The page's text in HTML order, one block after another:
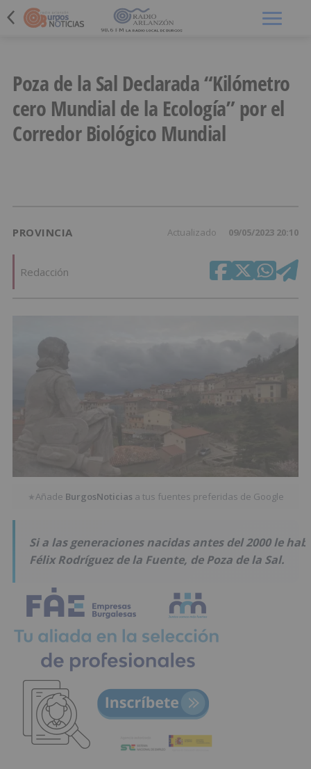
Poza de la Sal Declarada “Kilómetro
cero Mundial de la Ecología” por el
Corredor Biológico Mundial
PROVINCIA Actualizado 09/05/2023 20:10
Redacción
★Añade BurgosNoticias a tus fuentes preferidas de Google
Si a las generaciones nacidas antes del 2000 le
Félix Rodríguez de la Fuente, de Poza de la Sal.